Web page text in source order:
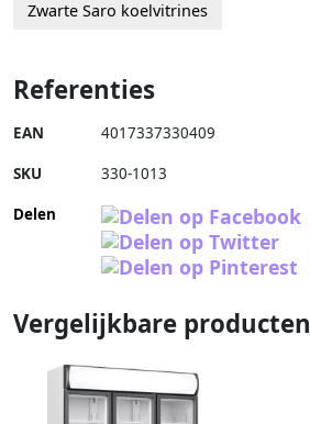
Zwarte Saro koelvitrines
Referenties
EAN 4017337330409
SKU 330-1013
Delen
Vergelijkbare producten